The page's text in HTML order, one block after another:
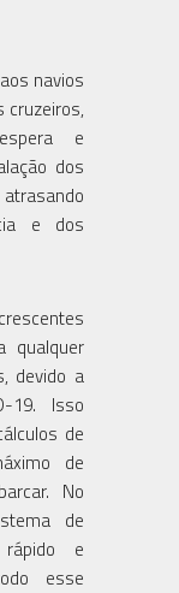
navios
cruzeiros,
e
dos
e dos
qualquer
devido a
19. Isso
de
de
No
de
e
esse